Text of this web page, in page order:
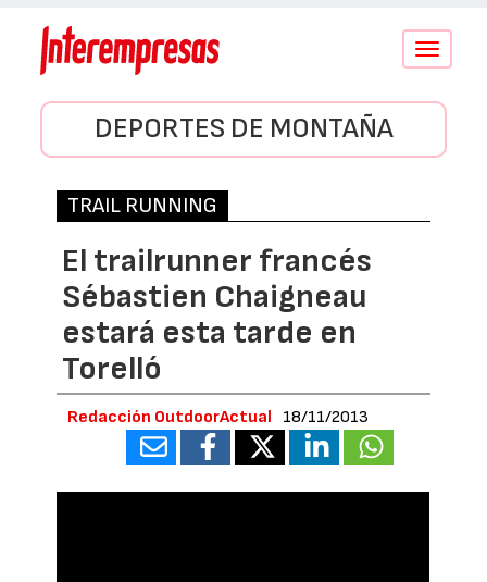
Conmutar
DEPORTES DE MONTAÑA
TRAIL RUNNING
El trailrunner francés
Sébastien Chaigneau
estará esta tarde en
Torelló
Redacción OutdoorActual 18/11/2013